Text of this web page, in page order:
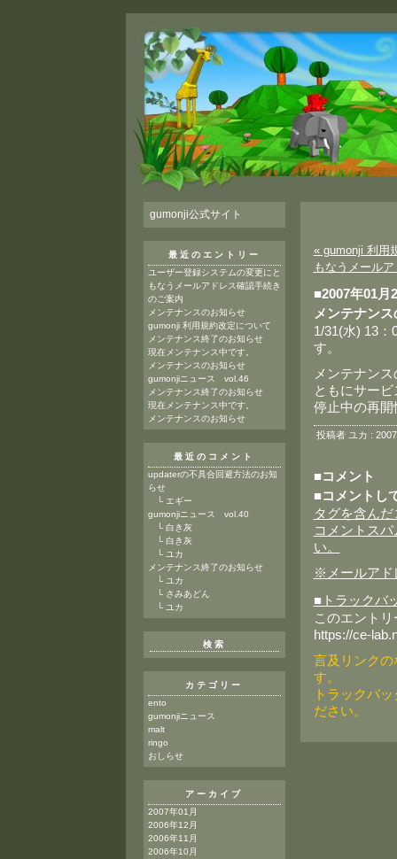
« gumonji 利用
もなうメール
■2007年01月
メンテナン
1/31(水) 13
す。
メンテナン
ともにサー
停止中の再
投稿者 ユカ :
■コメント
■コメントし
タグを含ん
コメントス
い。
※メールアド
■トラックバ
このエント
https://ce-
言及リンク
す。
トラックバ
ださい。
gumonji公式サイト
最近のエントリー
ユーザー登録システムの変更にと
もなうメールアドレス確認手続き
のご案内
メンテナンスのお知らせ
gumonji 利用規約改定について
メンテナンス終了のお知らせ
現在メンテナンス中です。
メンテナンスのお知らせ
gumonjiニュース vol.46
メンテナンス終了のお知らせ
現在メンテナンス中です。
メンテナンスのお知らせ
最近のコメント
updaterの不具合回避方法のお知
らせ
└ エギー
gumonjiニュース vol.40
└ 白き灰
└ 白き灰
└ ユカ
メンテナンス終了のお知らせ
└ ユカ
└ さみあどん
└ ユカ
検索
カテゴリー
ento
gumonjiニュース
malt
ringo
おしらせ
アーカイブ
2007年01月
2006年12月
2006年11月
2006年10月